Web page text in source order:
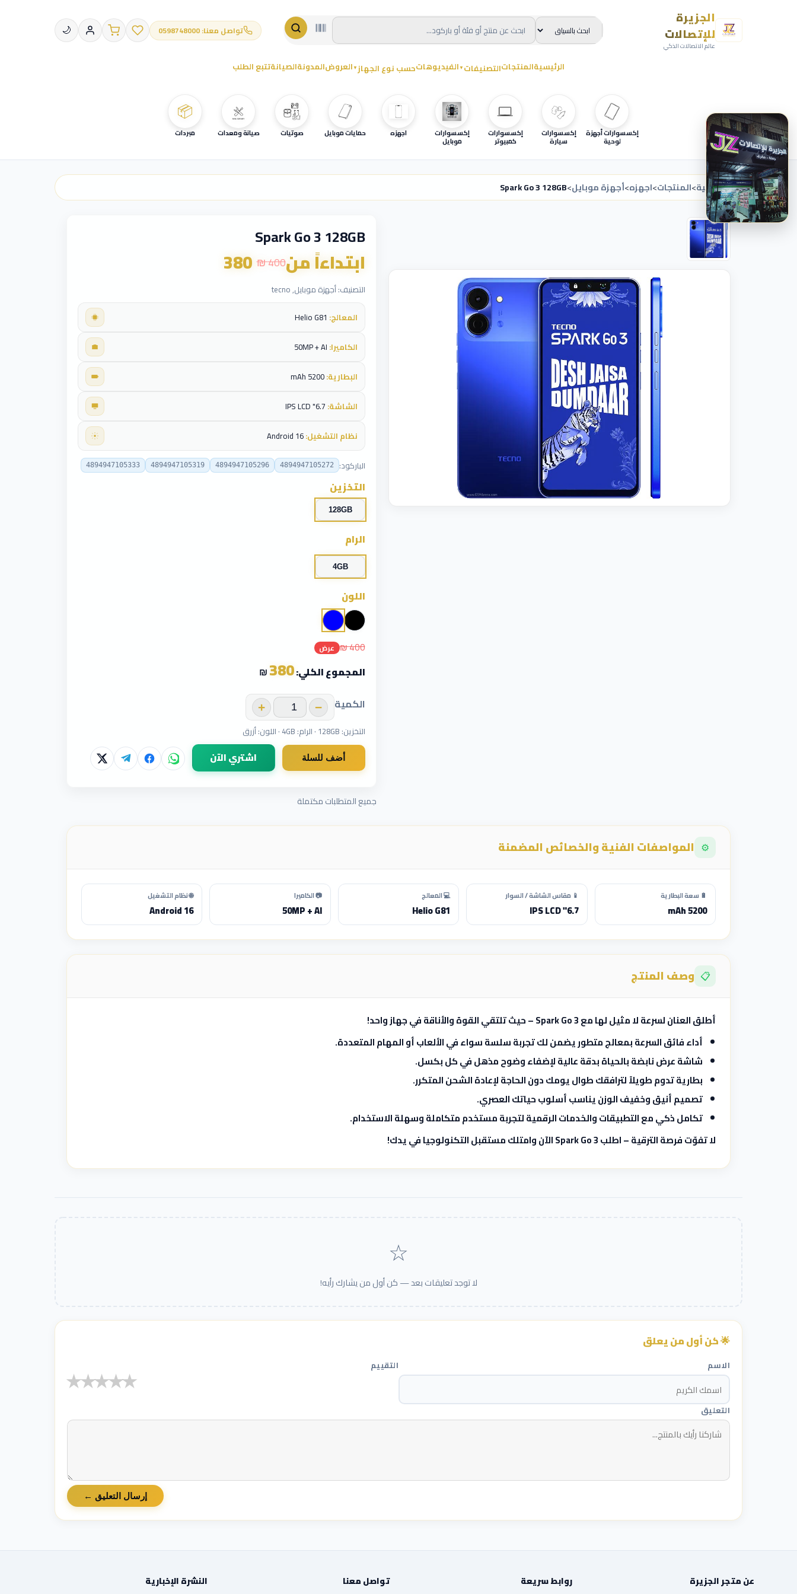
الجزيرة
للإتصالات
عالم الاتصالات الذكي
تواصل معنا: 0598748000 🌙
الرئيسيةالمنتجاتالتصنيفات ▼الفيديوهاتحسب نوع الجهاز ▼العروضالمدونةالصيانةتتبع الطلب
إكسسوارات أجهزة
لوحية
إكسسوارات
سيارة
إكسسوارات
كمبيوتر
إكسسوارات
موبايل
اجهزه حمايات موبايل صوتيات صيانة ومعدات
📦
مبردات
الرئيسية>المنتجات>اجهزه>أجهزة موبايل>
Spark Go 3 128GB
Spark Go 3 128GB
ابتداءاً من400 ₪
380
التصنيف: أجهزة موبايل, tecno
المعالج:
الكاميرا:
البطارية:5200 mAh
الشاشة:
نظام التشغيل:Android 16
الباركود: 4894947105272
4894947105296
4894947105319
4894947105333
التخزين
128GB
الرام
4GB
اللون
400 ₪ عرض
المجموع الكلي:380
₪
الكمية
−
+
التخزين: 128GB · الرام: 4GB · اللون: أزرق
أضف للسلة اشتري الآن
جميع المتطلبات مكتملة
⚙️ المواصفات الفنية والخصائص المضمنة
🔋 سعة البطارية
5200 mAh
📱 مقاس الشاشة / السوار
6.7" IPS LCD
💻 المعالج
Helio G81
📷 الكاميرا
50MP + AI
🌐 نظام التشغيل
Android 16
📋 وصف المنتج
أطلق العنان لسرعة لا مثيل لها مع Spark Go 3 – حيث تلتقي القوة والأناقة في جهاز واحد!
أداء فائق السرعة بمعالج متطور يضمن لك تجربة سلسة سواء في الألعاب أو المهام المتعددة.
شاشة عرض نابضة بالحياة بدقة عالية لإضفاء وضوح مذهل في كل بكسل.
بطارية تدوم طويلاً لترافقك طوال يومك دون الحاجة لإعادة الشحن المتكرر.
تصميم أنيق وخفيف الوزن يناسب أسلوب حياتك العصري.
تكامل ذكي مع التطبيقات والخدمات الرقمية لتجربة مستخدم متكاملة وسهلة الاستخدام.
لا تفوّت فرصة الترقية – اطلب Spark Go 3 الآن وامتلك مستقبل التكنولوجيا في يدك!
☆
لا توجد تعليقات بعد — كن أول من يشارك رأيه!
🌟 كن أول من يعلق
الاسم التقييم
★★★★★
التعليق
إرسال التعليق ←
عن متجر الجزيرة روابط سريعة تواصل معنا النشرة الإخبارية